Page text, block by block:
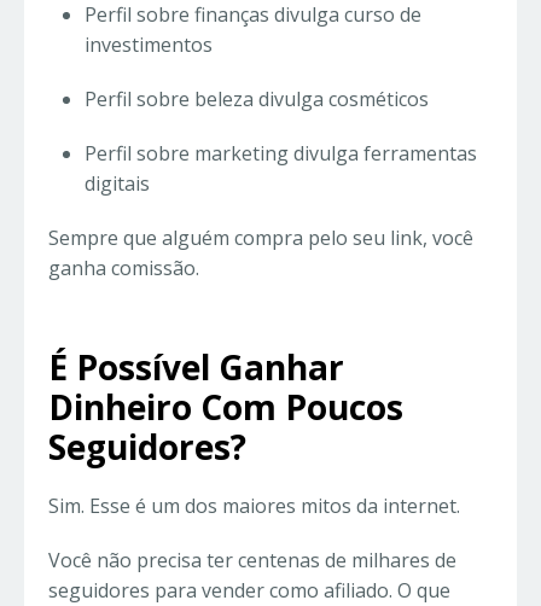
Perfil sobre finanças divulga curso de
investimentos
Perfil sobre beleza divulga cosméticos
Perfil sobre marketing divulga ferramentas
digitais
Sempre que alguém compra pelo seu link, você
ganha comissão.
É Possível Ganhar
Dinheiro Com Poucos
Seguidores?
Sim. Esse é um dos maiores mitos da internet.
Você não precisa ter centenas de milhares de
seguidores para vender como afiliado. O que